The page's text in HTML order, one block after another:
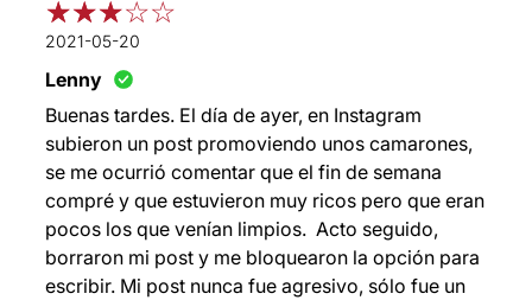
2021-05-20
Lenny
Buenas tardes. El día de ayer, en Instagram
subieron un post promoviendo unos camarones,
se me ocurrió comentar que el fin de semana
compré y que estuvieron muy ricos pero que eran
pocos los que venían limpios. Acto seguido,
borraron mi post y me bloquearon la opción para
escribir. Mi post nunca fue agresivo, sólo fue un